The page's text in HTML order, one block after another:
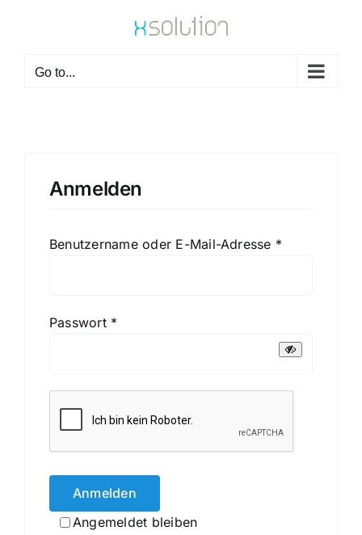
Go to...
Anmelden
Benutzername oder E-Mail-Adresse *
Passwort *
Angemeldet bleiben
Anmelden